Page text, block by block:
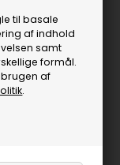
til basale
af indhold
samt
formål.
af
.